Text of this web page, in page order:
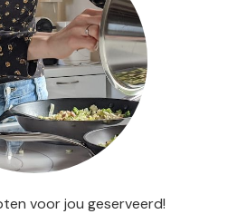
voor jou geserveerd!